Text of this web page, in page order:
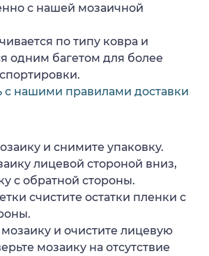
с нашей мозаичной
по типу ковра и
одним багетом для более
с нашими правилами доставки
и снимите упаковку.
лицевой стороной вниз,
с обратной стороны.
счистите остатки пленки с
и очистите лицевую
мозаику на отсутствие